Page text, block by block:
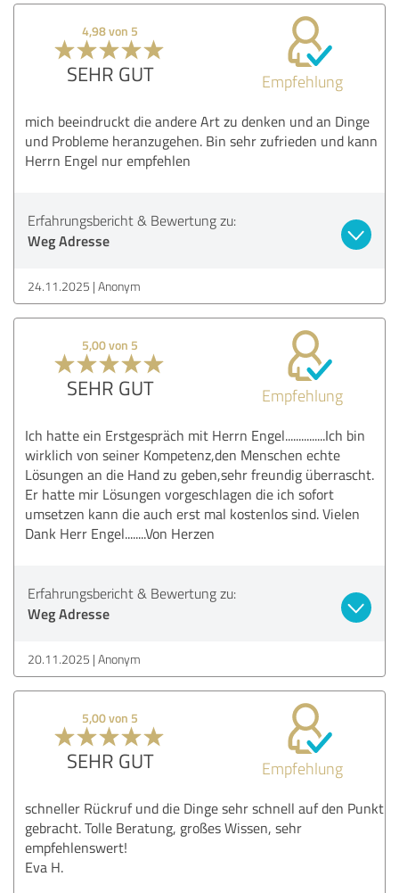
4,98 von 5
SEHR GUT Empfehlung
mich beeindruckt die andere Art zu denken und an Dinge
und Probleme heranzugehen. Bin sehr zufrieden und kann
Herrn Engel nur empfehlen
Erfahrungsbericht & Bewertung zu:
Weg Adresse
24.11.2025 Anonym
5,00 von 5
SEHR GUT Empfehlung
Ich hatte ein Erstgespräch mit Herrn Engel...............Ich bin
wirklich von seiner Kompetenz,den Menschen echte
Lösungen an die Hand zu geben,sehr freundig überrascht.
Er hatte mir Lösungen vorgeschlagen die ich sofort
umsetzen kann die auch erst mal kostenlos sind. Vielen
Dank Herr Engel........Von Herzen
Erfahrungsbericht & Bewertung zu:
Weg Adresse
20.11.2025 Anonym
5,00 von 5
SEHR GUT Empfehlung
schneller Rückruf und die Dinge sehr schnell auf den Punkt
gebracht. Tolle Beratung, großes Wissen, sehr
empfehlenswert!
Eva H.